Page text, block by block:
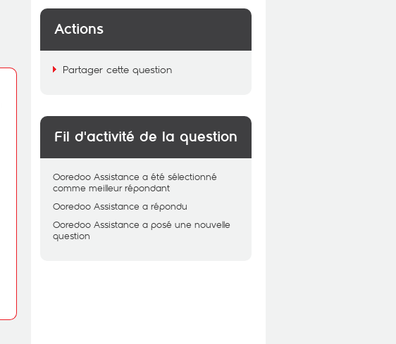
Actions
Partager cette question
Fil d'activité de la question
Ooredoo Assistance a été sélectionné
comme meilleur répondant
Ooredoo Assistance a répondu
Ooredoo Assistance a posé une nouvelle
question